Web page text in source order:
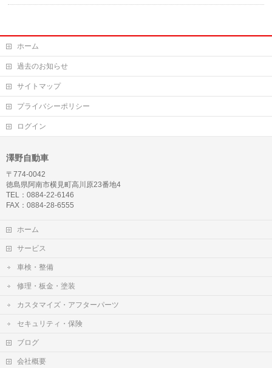
ホーム
過去のお知らせ
サイトマップ
プライバシーポリシー
ログイン
澤野自動車
〒774-0042
徳島県阿南市横見町高川原23番地4
TEL：0884-22-6146
FAX：0884-28-6555
ホーム
サービス
車検・整備
修理・板金・塗装
カスタマイズ・アフターパーツ
セキュリティ・保険
ブログ
会社概要